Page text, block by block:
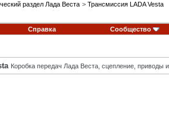
раздел Лада Веста > Трансмиссия LADA Vesta
Справка Сообщество
Коробка передач Лада Веста, сцепление, приводы и